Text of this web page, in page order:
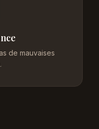
de mauvaises